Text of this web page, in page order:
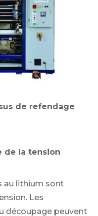
de refendage
de la tension
au lithium sont
Les
découpage peuvent